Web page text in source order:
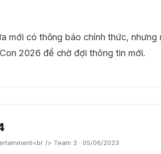
mới có thông báo chính thức, nhưng
2026 để chờ đợi thông tin mới.
/> Team 3 · 05/06/2023